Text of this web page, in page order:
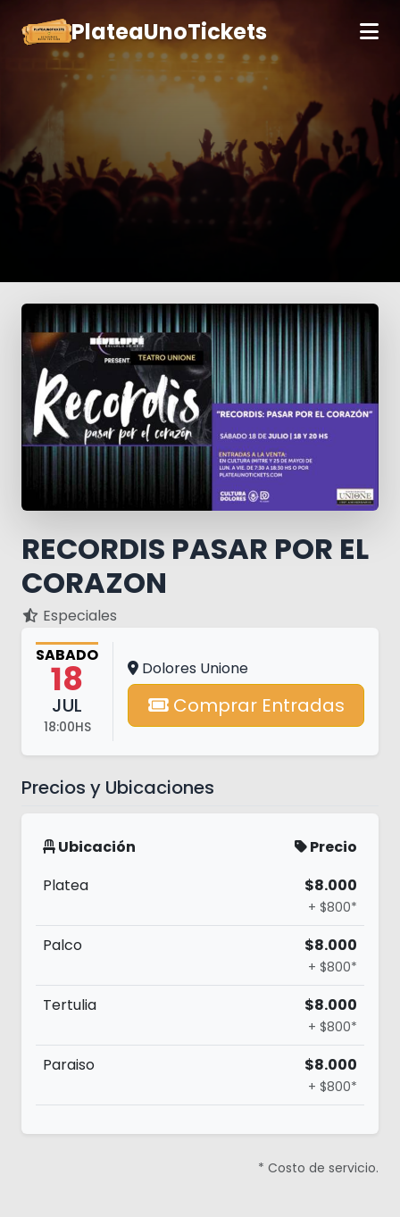
PlateaUnoTickets
RECORDIS PASAR POR EL
CORAZON
Especiales
SABADO
18
JUL
18:00HS
Dolores Unione
Comprar Entradas
Precios y Ubicaciones
Ubicación
Precio
Platea
$8.000
+ $800*
Palco $8.000
+ $800*
Tertulia $8.000
+ $800*
Paraiso $8.000
+ $800*
* Costo de servicio.